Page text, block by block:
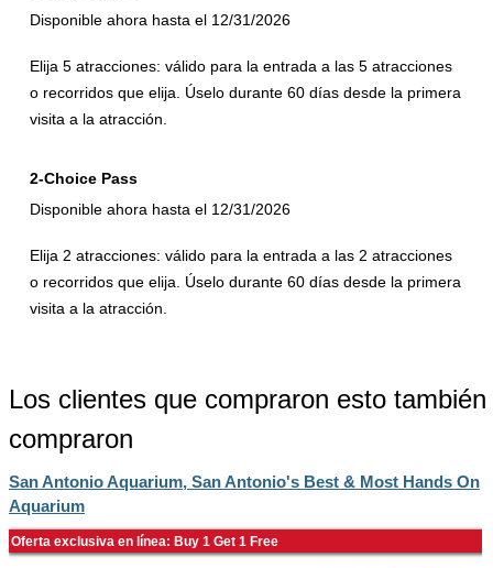
Disponible ahora hasta el 12/31/2026
Elija 5 atracciones: válido para la entrada a las 5 atracciones
o recorridos que elija. Úselo durante 60 días desde la primera
visita a la atracción.
2-Choice Pass
Disponible ahora hasta el 12/31/2026
Elija 2 atracciones: válido para la entrada a las 2 atracciones
o recorridos que elija. Úselo durante 60 días desde la primera
visita a la atracción.
Los clientes que compraron esto también
compraron
San Antonio Aquarium, San Antonio's Best & Most Hands On
Aquarium
Oferta exclusiva en línea: Buy 1 Get 1 Free